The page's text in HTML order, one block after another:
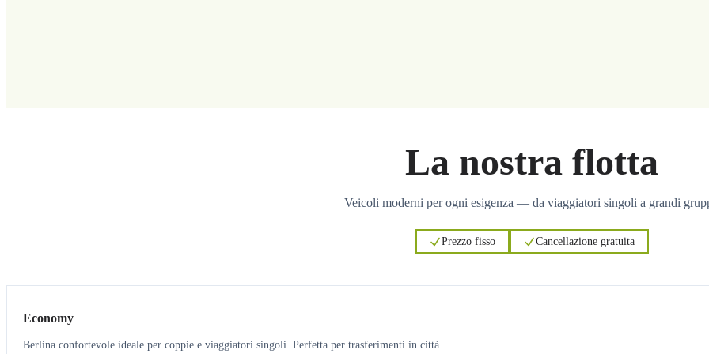
La nostra flotta
Veicoli moderni per ogni esigenza — da viaggiatori singoli a grandi
Prezzo fisso Cancellazione gratuita
Economy
Berlina confortevole ideale per coppie e viaggiatori singoli. Perfetta per trasferimenti in città.